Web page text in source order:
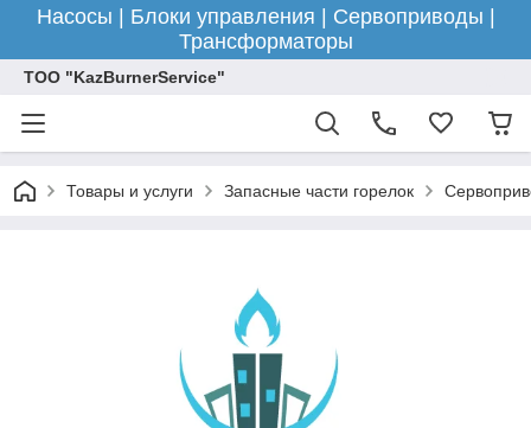
Насосы | Блоки управления | Сервоприводы |
Трансформаторы
ТОО "KazBurnerService"
Товары и услуги Запасные части горелок